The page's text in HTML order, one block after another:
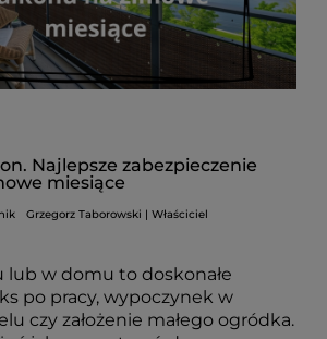
Najlepsze zabezpieczenie
miesiące
Grzegorz Taborowski | Właściciel
lub w domu to doskonałe
po pracy, wypoczynek w
czy założenie małego ogródka.